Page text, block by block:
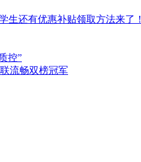
生还有优惠补贴领取方法来了！
控”
流畅双榜冠军